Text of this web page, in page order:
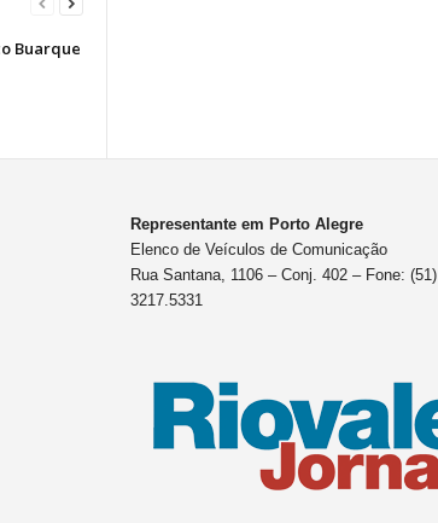
Buarque
Representante em Porto Alegre
Elenco de Veículos de Comunicação
Rua Santana, 1106 – Conj. 402 – Fone: (51)
3217.5331